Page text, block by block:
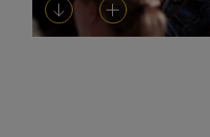
DescargarAñadir al carrito